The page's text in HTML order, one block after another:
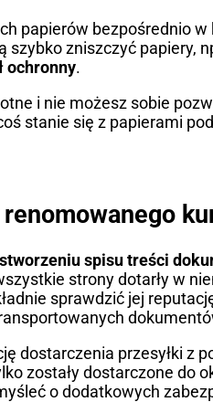
papierów bezpośrednio
zniszczyć papiery,
ochronny.
i nie możesz sobie
stanie się z papierami
spisu treści
strony dotarły w
sprawdzić jej
dostarczenia przesyłki z
zostały dostarczone
o dodatkowych